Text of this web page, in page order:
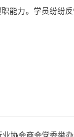
能力。学员纷纷
协会商会党委举